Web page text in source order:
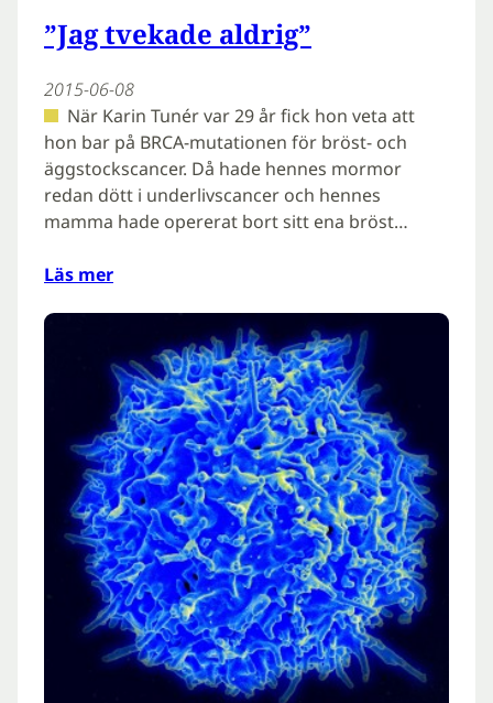
”Jag tvekade aldrig”
2015-06-08
När Karin Tunér var 29 år fick hon veta att
hon bar på BRCA-mutationen för bröst- och
äggstockscancer. Då hade hennes mormor
redan dött i underlivscancer och hennes
mamma hade opererat bort sitt ena bröst…
Läs mer